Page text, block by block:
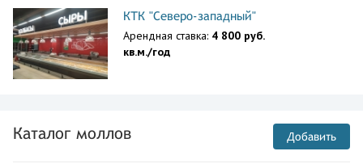
КТК "Северо-западный"
Арендная ставка: 4 800 руб.
кв.м./год
Каталог моллов Добавить